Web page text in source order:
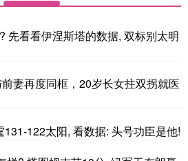
先看看伊涅斯塔的数据, 双标别太明
妻再度同框，20岁长女拄双拐就医
122太阳, 看数据: 头号功臣是他!